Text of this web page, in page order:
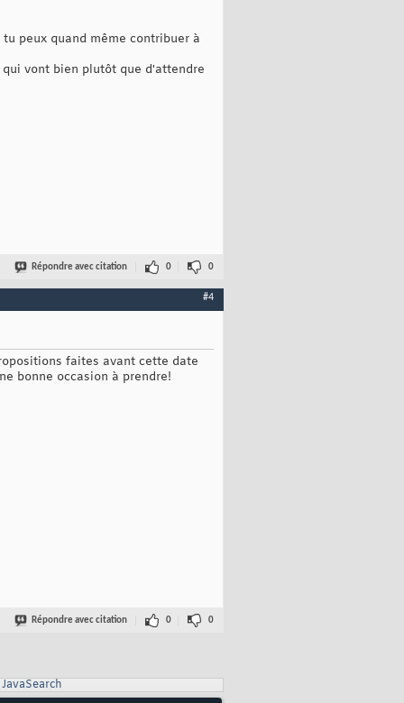
peux quand même contribuer à
vont bien plutôt que d'attendre
Répondre avec citation 0 0
#4
faites avant cette date
bonne occasion à prendre!
Répondre avec citation 0 0
JavaSearch